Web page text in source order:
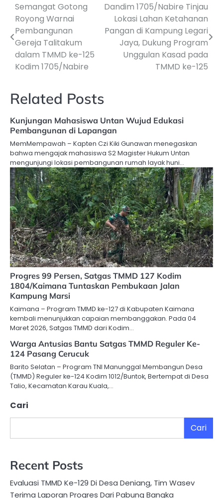
Navigasi
pos
Semangat Gotong
Royong Warnai
Pembangunan
Gereja Talitakum
dalam TMMD ke-125
Kodim 1705/Nabire
Dandim 1705/Nabire Tinjau
Lokasi Lahan Ketahanan
Pangan di Kampung Legari
Jaya, Dukung Program
Unggulan Kasad pada
TMMD ke-125
Related Posts
Kunjungan Mahasiswa Untan Wujud Edukasi
Pembangunan di Lapangan
MemMempawah – Kapten Czi Kiki Gunawan menegaskan
bahwa mengajak mahasiswa S2 Magister Hukum Untan
mengunjungi lokasi pembangunan rumah layak huni…
Progres 99 Persen, Satgas TMMD 127 Kodim
1804/Kaimana Tuntaskan Pembukaan Jalan
Kampung Marsi
Kaimana – Program TMMD ke-127 di Kabupaten Kaimana
kembali menunjukkan capaian membanggakan. Pada 04
Maret 2026, Satgas TMMD dari Kodim…
Warga Antusias Bantu Satgas TMMD Reguler Ke-
124 Pasang Cerucuk
Barito Selatan – Program TNI Manunggal Membangun Desa
(TMMD) Reguler ke-124 Kodim 1012/Buntok, Bertempat di Desa
Talio, Kecamatan Karau Kuala,…
Cari
Cari
Recent Posts
Evaluasi TMMD Ke-129 Di Desa Deniang, Tim Wasev
Terima Laporan Progres Dari Pabung Bangka